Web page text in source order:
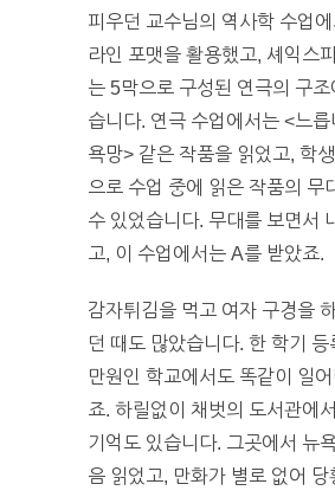
피우던 교수님의 역사학 수업
라인 포맷을 활용했고, 셰익스
는 5막으로 구성된 연극의 구조
습니다. 연극 수업에서는 <느릅
욕망> 같은 작품을 읽었고, 학
으로 수업 중에 읽은 작품의 무
수 있었습니다. 무대를 보면서
고, 이 수업에서는 A를 받았죠.
감자튀김을 먹고 여자 구경을
던 때도 많았습니다. 한 학기 등
만원인 학교에서도 똑같이 일
죠. 하릴없이 채벗의 도서관에
기억도 있습니다. 그곳에서 뉴
음 읽었고, 만화가 별로 없어 당